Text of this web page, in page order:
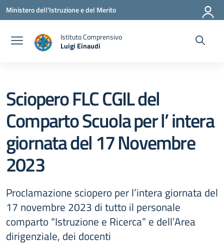
Vai ai contenuti
Vai al menu di navigazione
Vai al footer
Ministero dell'Istruzione e del Merito
Istituto Comprensivo
Luigi Einaudi
— Visita la pagina iniziale della scuola
Sciopero FLC CGIL del
Comparto Scuola per l’ intera
giornata del 17 Novembre
2023
Proclamazione sciopero per l’intera giornata del
17 novembre 2023 di tutto il personale
comparto “Istruzione e Ricerca” e dell’Area
dirigenziale, dei docenti